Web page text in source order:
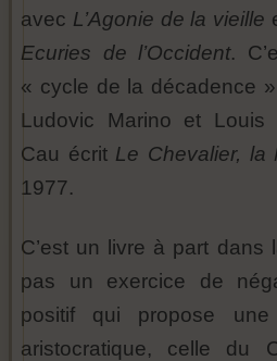
avec L’Agonie de la vieille
Ecuries de l’Occident.
« cycle de la décadence
Ludovic Marino et Louis
Cau écrit Le Chevalier, la
1977.
C’est un livre à part dans
pas un exercice de
positif qui propose
aristocratique, celle du